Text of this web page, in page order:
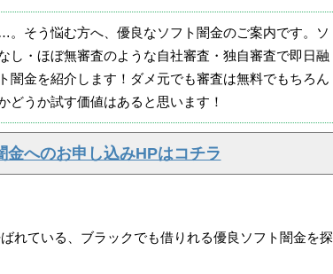
そう悩む方へ、優良なソフト闇金のご案内です。ソ
し・ほぼ無審査のような自社審査・独自審査で即日融
闇金を紹介します！ダメ元でも審査は無料でもちろん
どうか試す価値はあると思います！
金へのお申し込みHPはコチラ
れている、ブラックでも借りれる優良ソフト闇金を探